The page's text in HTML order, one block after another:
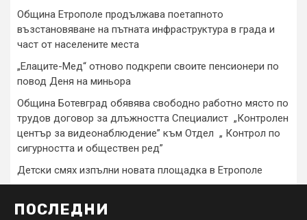
Община Етрополе продължава поетапното
възстановяване на пътната инфраструктура в града и
част от населените места
„Елаците-Мед“ отново подкрепи своите пенсионери по
повод Деня на миньора
Община Ботевград обявява свободно работно място по
трудов договор за длъжността Специалист „Контролен
център за видеонаблюдение” към Отдел „ Контрол по
сигурността и обществен ред”
Детски смях изпълни новата площадка в Етрополе
ПОСЛЕДНИ